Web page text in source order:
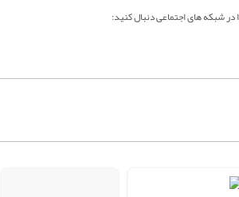
در شبکه های اجتماعی دنبال کنید: